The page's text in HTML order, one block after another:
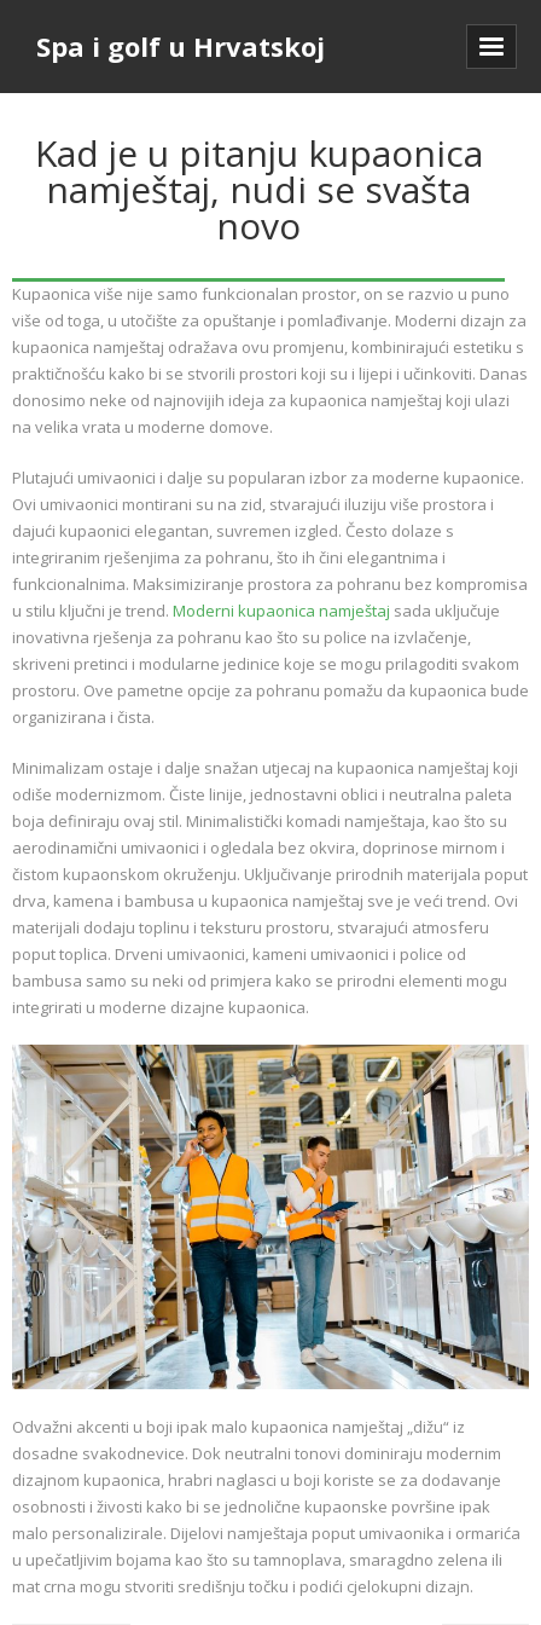
Spa i golf u Hrvatskoj
Kad je u pitanju kupaonica
namještaj, nudi se svašta
novo
Kupaonica više nije samo funkcionalan prostor, on se razvio u puno
više od toga, u utočište za opuštanje i pomlađivanje. Moderni dizajn za
kupaonica namještaj odražava ovu promjenu, kombinirajući estetiku s
praktičnošću kako bi se stvorili prostori koji su i lijepi i učinkoviti. Danas
donosimo neke od najnovijih ideja za kupaonica namještaj koji ulazi
na velika vrata u moderne domove.
Plutajući umivaonici i dalje su popularan izbor za moderne kupaonice.
Ovi umivaonici montirani su na zid, stvarajući iluziju više prostora i
dajući kupaonici elegantan, suvremen izgled. Često dolaze s
integriranim rješenjima za pohranu, što ih čini elegantnima i
funkcionalnima. Maksimiziranje prostora za pohranu bez kompromisa
u stilu ključni je trend. Moderni kupaonica namještaj sada uključuje
inovativna rješenja za pohranu kao što su police na izvlačenje,
skriveni pretinci i modularne jedinice koje se mogu prilagoditi svakom
prostoru. Ove pametne opcije za pohranu pomažu da kupaonica bude
organizirana i čista.
Minimalizam ostaje i dalje snažan utjecaj na kupaonica namještaj koji
odiše modernizmom. Čiste linije, jednostavni oblici i neutralna paleta
boja definiraju ovaj stil. Minimalistički komadi namještaja, kao što su
aerodinamični umivaonici i ogledala bez okvira, doprinose mirnom i
čistom kupaonskom okruženju. Uključivanje prirodnih materijala poput
drva, kamena i bambusa u kupaonica namještaj sve je veći trend. Ovi
materijali dodaju toplinu i teksturu prostoru, stvarajući atmosferu
poput toplica. Drveni umivaonici, kameni umivaonici i police od
bambusa samo su neki od primjera kako se prirodni elementi mogu
integrirati u moderne dizajne kupaonica.
Odvažni akcenti u boji ipak malo kupaonica namještaj „dižu“ iz
dosadne svakodnevice. Dok neutralni tonovi dominiraju modernim
dizajnom kupaonica, hrabri naglasci u boji koriste se za dodavanje
osobnosti i živosti kako bi se jednolične kupaonske površine ipak
malo personalizirale. Dijelovi namještaja poput umivaonika i ormarića
u upečatljivim bojama kao što su tamnoplava, smaragdno zelena ili
mat crna mogu stvoriti središnju točku i podići cjelokupni dizajn.